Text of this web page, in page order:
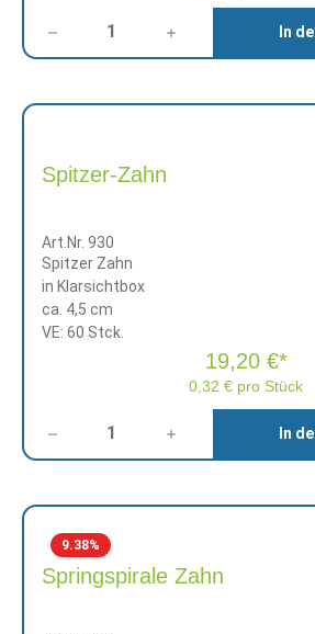
In
Spitzer-Zahn
Art.Nr. 930
Spitzer Zahn
in Klarsichtbox
ca. 4,5 cm
VE: 60 Stck.
0,32 € pro Stück
19,20 €*
In
9.38%
Springspirale Zahn